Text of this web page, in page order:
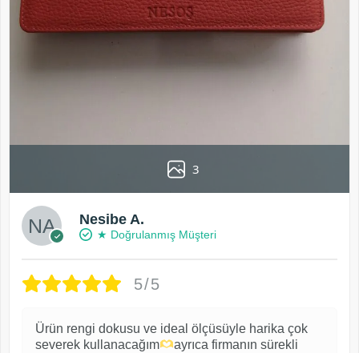
3
Nesibe A.
★ Doğrulanmış Müşteri
5/5
Ürün rengi dokusu ve ideal ölçüsüyle harika çok
severek kullanacağım
ayrıca firmanın sürekli